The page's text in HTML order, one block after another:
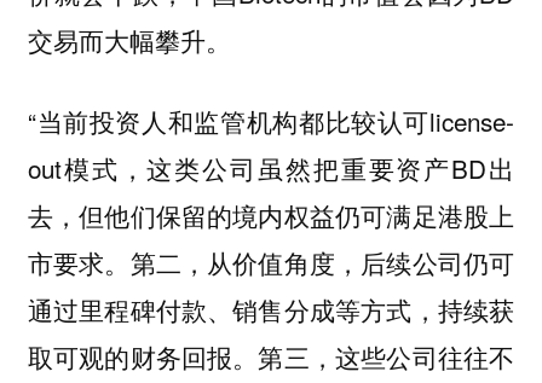
交易而大幅攀升。
“当前投资人和监管机构都比较认可license-
out模式，这类公司虽然把重要资产BD出
去，但他们保留的境内权益仍可满足港股上
市要求。第二，从价值角度，后续公司仍可
通过里程碑付款、销售分成等方式，持续获
取可观的财务回报。第三，这些公司往往不